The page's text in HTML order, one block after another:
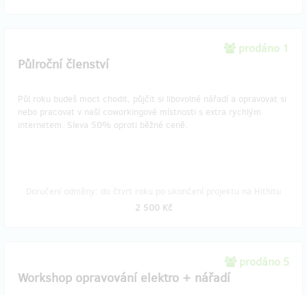
prodáno 1
Půlroční členství
Půl roku budeš moct chodit, půjčit si libovolné nářadí a opravovat si
nebo pracovat v naší coworkingové místnosti s extra rychlým
internetem. Sleva 50% oproti běžné ceně.
2 500 Kč
prodáno 5
Workshop opravování elektro + nářadí